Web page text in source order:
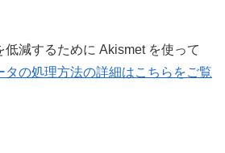
低減するために Akismet を使って
タの処理方法の詳細はこちらをご覧